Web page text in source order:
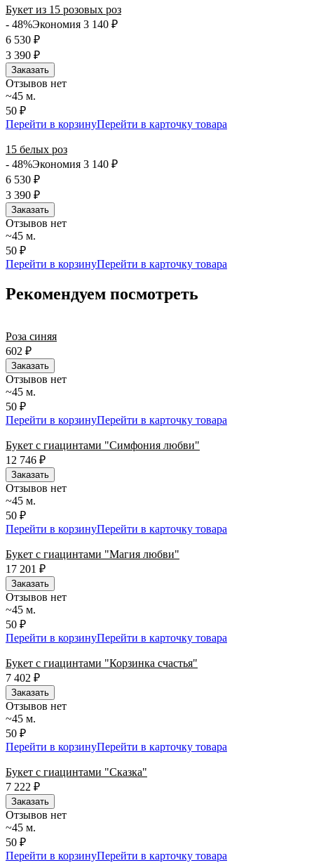
Букет из 15 розовых роз
- 48%Экономия 3 140 ₽
6 530 ₽
3 390 ₽
Заказать
Отзывов нет
~45 м.
50 ₽
Перейти в корзинуПерейти в карточку товара
15 белых роз
- 48%Экономия 3 140 ₽
6 530 ₽
3 390 ₽
Заказать
Отзывов нет
~45 м.
50 ₽
Перейти в корзинуПерейти в карточку товара
Рекомендуем посмотреть
Роза синяя
602 ₽
Заказать
Отзывов нет
~45 м.
50 ₽
Перейти в корзинуПерейти в карточку товара
Букет с гиацинтами "Симфония любви"
12 746 ₽
Заказать
Отзывов нет
~45 м.
50 ₽
Перейти в корзинуПерейти в карточку товара
Букет с гиацинтами "Магия любви"
17 201
₽
Заказать
Отзывов нет
~45 м.
50 ₽
Перейти в корзинуПерейти в карточку товара
Букет с гиацинтами "Корзинка счастья"
7 402 ₽
Заказать
Отзывов нет
~45 м.
50 ₽
Перейти в корзинуПерейти в карточку товара
Букет с гиацинтами "Сказка"
7 222 ₽
Заказать
Отзывов нет
~45 м.
50 ₽
Перейти в корзинуПерейти в карточку товара